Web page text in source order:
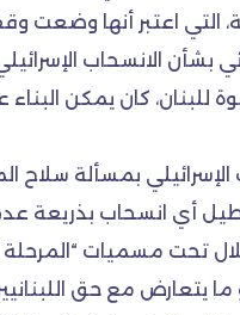
التي اعتبر أنها
بشأن الانسحاب
كان يمكن
الإسرائيلي بمسألة
أي انسحاب بذريعة
تحت مسميات “المرحلة
يتعارض مع حق